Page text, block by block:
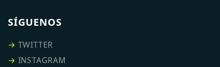
SÍGUENOS
→ TWITTER
→ INSTAGRAM